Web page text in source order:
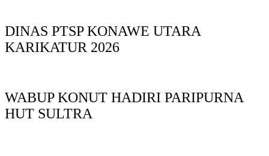
DINAS PTSP KONAWE UTARA
KARIKATUR 2026
WABUP KONUT HADIRI PARIPURNA
HUT SULTRA